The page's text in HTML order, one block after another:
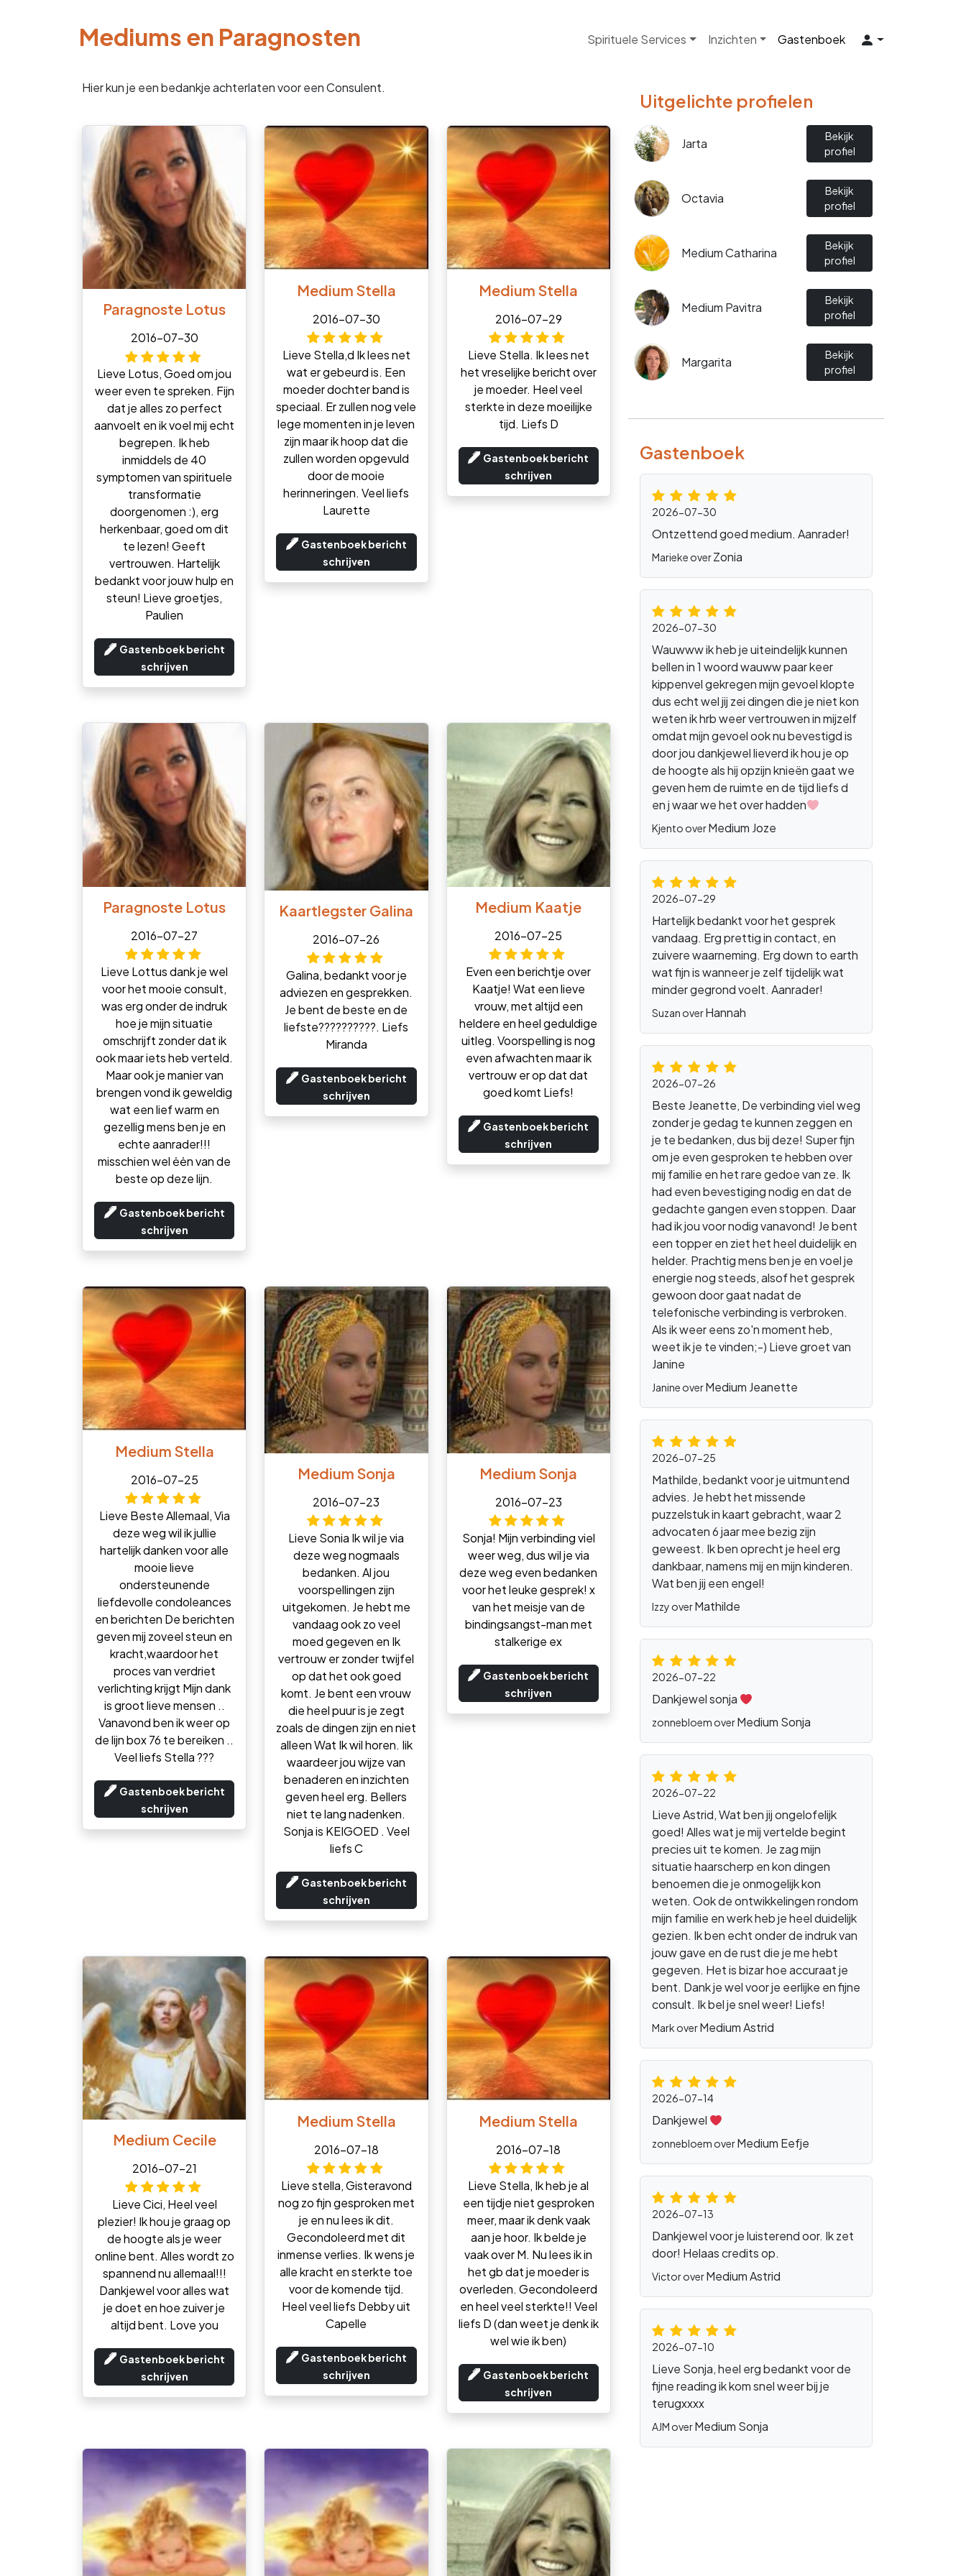
Mediums en Paragnosten Spirituele Services Inzichten Gastenboek
Hier kun je een bedankje achterlaten voor een Consulent.
Paragnoste Lotus
2016-07-30
Lieve Lotus, Goed om jou
weer even te spreken. Fijn
dat je alles zo perfect
aanvoelt en ik voel mij echt
begrepen. Ik heb
inmiddels de 40
symptomen van spirituele
transformatie
doorgenomen :), erg
herkenbaar, goed om dit
te lezen! Geeft
vertrouwen. Hartelijk
bedankt voor jouw hulp en
steun! Lieve groetjes,
Paulien
Gastenboek bericht
schrijven
Medium Stella
2016-07-30
Lieve Stella,d Ik lees net
wat er gebeurd is. Een
moeder dochter band is
speciaal. Er zullen nog vele
lege momenten in je leven
zijn maar ik hoop dat die
zullen worden opgevuld
door de mooie
herinneringen. Veel liefs
Laurette
Gastenboek bericht
schrijven
Medium Stella
2016-07-29
Lieve Stella. Ik lees net
het vreselijke bericht over
je moeder. Heel veel
sterkte in deze moeilijke
tijd. Liefs D
Gastenboek bericht
schrijven
Paragnoste Lotus
2016-07-27
Lieve Lottus dank je wel
voor het mooie consult,
was erg onder de indruk
hoe je mijn situatie
omschrijft zonder dat ik
ook maar iets heb verteld.
Maar ook je manier van
brengen vond ik geweldig
wat een lief warm en
gezellig mens ben je en
echte aanrader!!!
misschien wel ėėn van de
beste op deze lijn.
Gastenboek bericht
schrijven
Kaartlegster Galina
2016-07-26
Galina, bedankt voor je
adviezen en gesprekken.
Je bent de beste en de
liefste??????????. Liefs
Miranda
Gastenboek bericht
schrijven
Medium Kaatje
2016-07-25
Even een berichtje over
Kaatje! Wat een lieve
vrouw, met altijd een
heldere en heel geduldige
uitleg. Voorspelling is nog
even afwachten maar ik
vertrouw er op dat dat
goed komt Liefs!
Gastenboek bericht
schrijven
Medium Stella
2016-07-25
Lieve Beste Allemaal, Via
deze weg wil ik jullie
hartelijk danken voor alle
mooie lieve
ondersteunende
liefdevolle condoleances
en berichten De berichten
geven mij zoveel steun en
kracht,waardoor het
proces van verdriet
verlichting krijgt Mijn dank
is groot lieve mensen ..
Vanavond ben ik weer op
de lijn box 76 te bereiken ..
Veel liefs Stella ???
Gastenboek bericht
schrijven
Medium Sonja
2016-07-23
Lieve Sonia Ik wil je via
deze weg nogmaals
bedanken. Al jou
voorspellingen zijn
uitgekomen. Je hebt me
vandaag ook zo veel
moed gegeven en Ik
vertrouw er zonder twijfel
op dat het ook goed
komt. Je bent een vrouw
die heel puur is je zegt
zoals de dingen zijn en niet
alleen Wat Ik wil horen. Iik
waardeer jou wijze van
benaderen en inzichten
geven heel erg. Bellers
niet te lang nadenken.
Sonja is KEIGOED . Veel
liefs C
Gastenboek bericht
schrijven
Medium Sonja
2016-07-23
Sonja! Mijn verbinding viel
weer weg, dus wil je via
deze weg even bedanken
voor het leuke gesprek! x
van het meisje van de
bindingsangst-man met
stalkerige ex
Gastenboek bericht
schrijven
Medium Cecile
2016-07-21
Lieve Cici, Heel veel
plezier! Ik hou je graag op
de hoogte als je weer
online bent. Alles wordt zo
spannend nu allemaal!!!
Dankjewel voor alles wat
je doet en hoe zuiver je
altijd bent. Love you
Gastenboek bericht
schrijven
Medium Stella
2016-07-18
Lieve stella, Gisteravond
nog zo fijn gesproken met
je en nu lees ik dit.
Gecondoleerd met dit
inmense verlies. Ik wens je
alle kracht en sterkte toe
voor de komende tijd.
Heel veel liefs Debby uit
Capelle
Gastenboek bericht
schrijven
Medium Stella
2016-07-18
Lieve Stella, Ik heb je al
een tijdje niet gesproken
meer, maar ik denk vaak
aan je hoor. Ik belde je
vaak over M. Nu lees ik in
het gb dat je moeder is
overleden. Gecondoleerd
en heel veel sterkte!! Veel
liefs D (dan weet je denk ik
wel wie ik ben)
Gastenboek bericht
schrijven
Uitgelichte profielen
Jarta
Bekijk
profiel
Octavia
Bekijk
profiel
Medium Catharina
Bekijk
profiel
Medium Pavitra
Bekijk
profiel
Margarita
Bekijk
profiel
Gastenboek
2026-07-30
Ontzettend goed medium. Aanrader!
Marieke overZonia
2026-07-30
Wauwww ik heb je uiteindelijk kunnen
bellen in 1 woord wauww paar keer
kippenvel gekregen mijn gevoel klopte
dus echt wel jij zei dingen die je niet kon
weten ik hrb weer vertrouwen in mijzelf
omdat mijn gevoel ook nu bevestigd is
door jou dankjewel lieverd ik hou je op
de hoogte als hij opzijn knieën gaat we
geven hem de ruimte en de tijd liefs d
en j waar we het over hadden
Kjento overMedium Joze
2026-07-29
Hartelijk bedankt voor het gesprek
vandaag. Erg prettig in contact, en
zuivere waarneming. Erg down to earth
wat fijn is wanneer je zelf tijdelijk wat
minder gegrond voelt. Aanrader!
Suzan overHannah
2026-07-26
Beste Jeanette, De verbinding viel weg
zonder je gedag te kunnen zeggen en
je te bedanken, dus bij deze! Super fijn
om je even gesproken te hebben over
mij familie en het rare gedoe van ze. Ik
had even bevestiging nodig en dat de
gedachte gangen even stoppen. Daar
had ik jou voor nodig vanavond! Je bent
een topper en ziet het heel duidelijk en
helder. Prachtig mens ben je en voel je
energie nog steeds, alsof het gesprek
gewoon door gaat nadat de
telefonische verbinding is verbroken.
Als ik weer eens zo'n moment heb,
weet ik je te vinden;-) Lieve groet van
Janine
Janine overMedium Jeanette
2026-07-25
Mathilde, bedankt voor je uitmuntend
advies. Je hebt het missende
puzzelstuk in kaart gebracht, waar 2
advocaten 6 jaar mee bezig zijn
geweest. Ik ben oprecht je heel erg
dankbaar, namens mij en mijn kinderen.
Wat ben jij een engel!
Izzy overMathilde
2026-07-22
Dankjewel sonja
zonnebloem overMedium Sonja
2026-07-22
Lieve Astrid, Wat ben jij ongelofelijk
goed! Alles wat je mij vertelde begint
precies uit te komen. Je zag mijn
situatie haarscherp en kon dingen
benoemen die je onmogelijk kon
weten. Ook de ontwikkelingen rondom
mijn familie en werk heb je heel duidelijk
gezien. Ik ben echt onder de indruk van
jouw gave en de rust die je me hebt
gegeven. Het is bizar hoe accuraat je
bent. Dank je wel voor je eerlijke en fijne
consult. Ik bel je snel weer! Liefs!
Mark overMedium Astrid
2026-07-14
Dankjewel
zonnebloem overMedium Eefje
2026-07-13
Dankjewel voor je luisterend oor. Ik zet
door! Helaas credits op.
Victor overMedium Astrid
2026-07-10
Lieve Sonja, heel erg bedankt voor de
fijne reading ik kom snel weer bij je
terugxxxx
AJM overMedium Sonja